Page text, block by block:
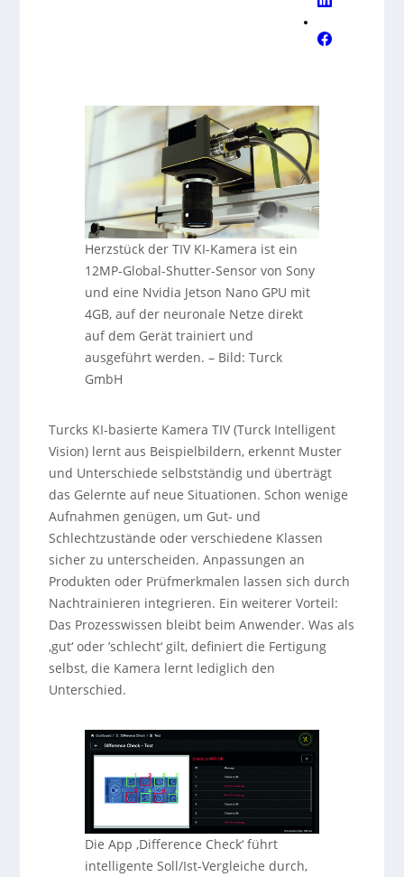
Herzstück der TIV KI-Kamera ist ein
12MP-Global-Shutter-Sensor von Sony
und eine Nvidia Jetson Nano GPU mit
4GB, auf der neuronale Netze direkt
auf dem Gerät trainiert und
ausgeführt werden. – Bild: Turck
GmbH
Turcks KI-basierte Kamera TIV (Turck Intelligent
Vision) lernt aus Beispielbildern, erkennt Muster
und Unterschiede selbstständig und überträgt
das Gelernte auf neue Situationen. Schon wenige
Aufnahmen genügen, um Gut- und
Schlechtzustände oder verschiedene Klassen
sicher zu unterscheiden. Anpassungen an
Produkten oder Prüfmerkmalen lassen sich durch
Nachtrainieren integrieren. Ein weiterer Vorteil:
Das Prozesswissen bleibt beim Anwender. Was als
‚gut‘ oder ’schlecht‘ gilt, definiert die Fertigung
selbst, die Kamera lernt lediglich den
Unterschied.
Die App ‚Difference Check‘ führt
intelligente Soll/Ist-Vergleiche durch,